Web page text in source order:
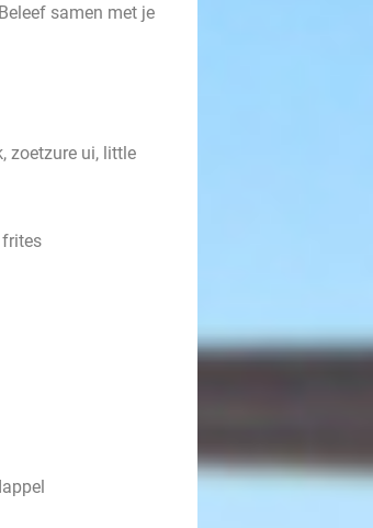
samen met je
zoetzure ui, little
frites